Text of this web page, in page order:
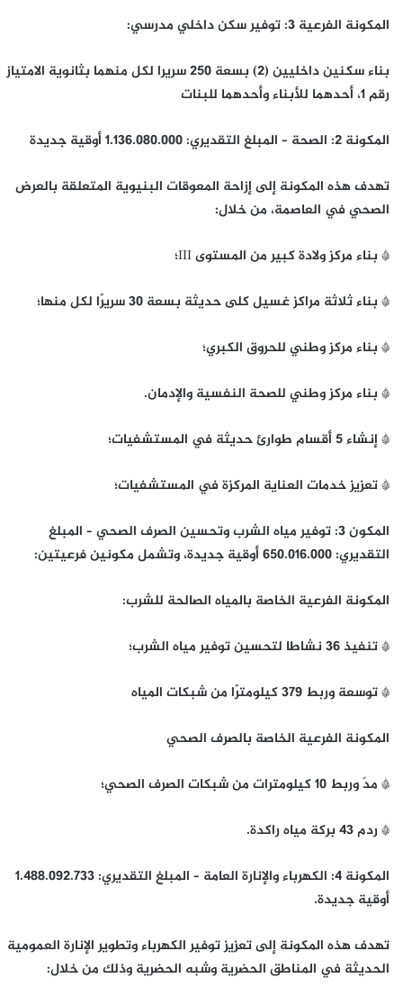
المكونة الفرعية 3: توفير سكن داخلي مدرسي:
بناء سكنين داخليين (2) بسعة 250 سريرا لكل منهما بثانوية الامتياز
رقم 1، أحدهما للأبناء وأحدهما للبنات
المكونة 2: الصحة – المبلغ التقديري: 1.136.080.000 أوقية جديدة
تهدف هذه المكونة إلى إزاحة المعوقات البنيوية المتعلقة بالعرض
الصحي في العاصمة، من خلال:
* بناء مركز ولادة كبير من المستوى III؛
* بناء ثلاثة مراكز غسيل كلى حديثة بسعة 30 سريرًا لكل منها؛
* بناء مركز وطني للحروق الكبري؛
* بناء مركز وطني للصحة النفسية والإدمان.
* إنشاء 5 أقسام طوارئ حديثة في المستشفيات؛
* تعزيز خدمات العناية المركزة في المستشفيات؛
المكون 3: توفير مياه الشرب وتحسين الصرف الصحي – المبلغ
التقديري: 650.016.000 أوقية جديدة، وتشمل مكونين فرعيتين:
المكونة الفرعية الخاصة بالمياه الصالحة للشرب:
* تنفيذ 36 نشاطا لتحسين توفير مياه الشرب؛
* توسعة وربط 379 كيلومترًا من شبكات المياه
المكونة الفرعية الخاصة بالصرف الصحي
* مدّ وربط 10 كيلومترات من شبكات الصرف الصحي؛
* ردم 43 بركة مياه راكدة.
المكونة 4: الكهرباء والإنارة العامة – المبلغ التقديري: 1.488.092.733
أوقية جديدة.
تهدف هذه المكونة إلى تعزيز توفير الكهرباء وتطوير الإنارة العمومية
الحديثة في المناطق الحضرية وشبه الحضرية وذلك من خلال: